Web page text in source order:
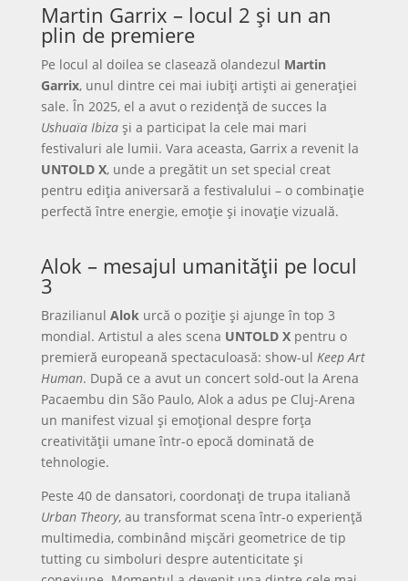
Martin Garrix – locul 2 și un an
plin de premiere
Pe locul al doilea se clasează olandezul Martin
Garrix, unul dintre cei mai iubiți artiști ai generației
sale. În 2025, el a avut o rezidență de succes la
Ushuaïa Ibizași a participat la cele mai mari
festivaluri ale lumii. Vara aceasta, Garrix a revenit la
UNTOLD X, unde a pregătit un set special creat
pentru ediția aniversară a festivalului – o combinație
perfectă între energie, emoție și inovație vizuală.
Alok – mesajul umanității pe locul
3
Brazilianul Alokurcă o poziție și ajunge în top 3
mondial. Artistul a ales scena UNTOLD Xpentru o
premieră europeană spectaculoasă: show-ul Keep Art
Human. După ce a avut un concert sold-out la Arena
Pacaembu din São Paulo, Alok a adus pe Cluj-Arena
un manifest vizual și emoțional despre forța
creativității umane într-o epocă dominată de
tehnologie.
Peste 40 de dansatori, coordonați de trupa italiană
Urban Theory, au transformat scena într-o experiență
multimedia, combinând mișcări geometrice de tip
tutting cu simboluri despre autenticitate și